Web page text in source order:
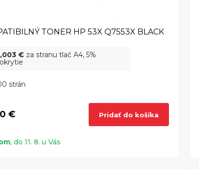
TONER HP 53X Q7553X BLACK
€ za stranu tlač A4, 5%
strán
€ Pridať do košíka
, do 11. 8. u Vás